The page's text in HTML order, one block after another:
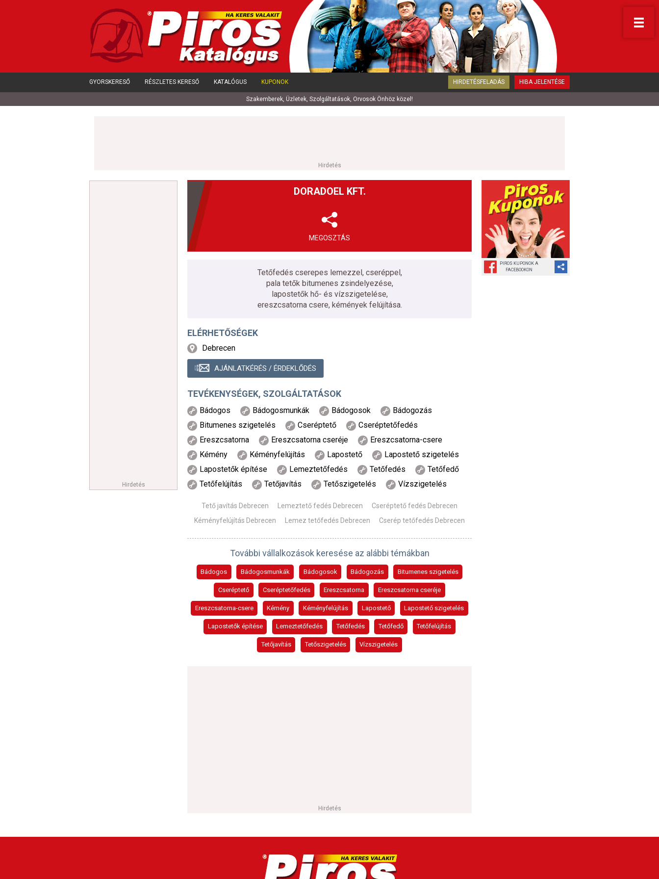
GYORSKERESŐ RÉSZLETES KERESŐ KATALÓGUS KUPONOK HIRDETÉSFELADÁS HIBA JELENTÉSE
Szakemberek, Üzletek, Szolgáltatások, Orvosok Önhöz közel!
Hirdetés
Hirdetés
DORADOEL KFT.
MEGOSZTÁS
Tetőfedés cserepes lemezzel, cseréppel,
pala tetők bitumenes zsindelyezése,
lapostetők hő- és vízszigetelése,
ereszcsatorna csere, kémények felújítása.
ELÉRHETŐSÉGEK
Debrecen
AJÁNLATKÉRÉS / ÉRDEKLŐDÉS
TEVÉKENYSÉGEK, SZOLGÁLTATÁSOK
Bádogos Bádogosmunkák Bádogosok
Bádogozás
Bitumenes szigetelés
Cseréptető
Cseréptetőfedés
Ereszcsatorna
Ereszcsatorna cseréje
Ereszcsatorna-csere
Kémény
Kéményfelújítás Lapostető
Lapostető szigetelés
Lapostetők építése
Lemeztetőfedés Tetőfedés
Tetőfedő
Tetőfelújítás
Tetőjavítás Tetőszigetelés Vízszigetelés
Tető javítás Debrecen Lemeztető fedés Debrecen
Cseréptető fedés Debrecen
Kéményfelújítás Debrecen
Lemez tetőfedés Debrecen Cserép tetőfedés Debrecen
További vállalkozások keresése az alábbi témákban
Bádogos Bádogosmunkák Bádogosok Bádogozás Bitumenes szigetelés
Cseréptető Cseréptetőfedés Ereszcsatorna Ereszcsatorna cseréje
Ereszcsatorna-csere Kémény Kéményfelújítás Lapostető Lapostető szigetelés
Lapostetők építése Lemeztetőfedés Tetőfedés Tetőfedő Tetőfelújítás
Tetőjavítás Tetőszigetelés Vízszigetelés
Hirdetés
PIROS KUPONOK A
FACEBOOKON